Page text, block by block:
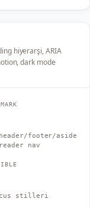
hiyerarşi, ARIA
dark mode
footer/aside
nav
stilleri